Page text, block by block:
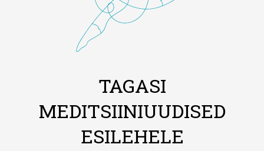
TAGASI
MEDITSIINIUUDISED
ESILEHELE